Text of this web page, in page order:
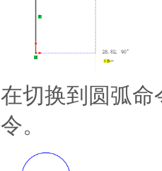
在切换到圆弧命
令。